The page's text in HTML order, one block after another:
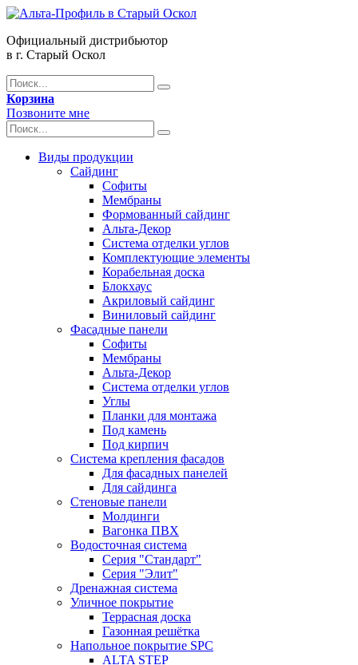
Официальный дистрибьютор
в г. Старый Оскол
Корзина
Позвоните мне
Виды продукции
Сайдинг
Софиты
Мембраны
Формованный сайдинг
Альта-Декор
Система отделки углов
Комплектующие элементы
Корабельная доска
Блокхаус
Акриловый сайдинг
Виниловый сайдинг
Фасадные панели
Софиты
Мембраны
Альта-Декор
Система отделки углов
Углы
Планки для монтажа
Под камень
Под кирпич
Система крепления фасадов
Для фасадных панелей
Для сайдинга
Стеновые панели
Молдинги
Вагонка ПВХ
Водосточная система
Серия "Стандарт"
Серия "Элит"
Дренажная система
Уличное покрытие
Террасная доска
Газонная решётка
Напольное покрытие SPC
ALTA STEP